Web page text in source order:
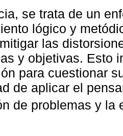
se trata de un
lógico y
las
y objetivas. Esto
para cuestionar
de aplicar el
de problemas y la